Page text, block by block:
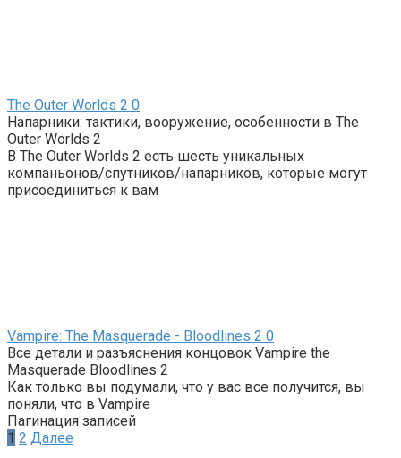
The Outer Worlds 2 0
Напарники: тактики, вооружение, особенности в The
Outer Worlds 2
В The Outer Worlds 2 есть шесть уникальных
компаньонов/спутников/напарников, которые могут
присоединиться к вам
Vampire: The Masquerade - Bloodlines 2 0
Все детали и разъяснения концовок Vampire the
Masquerade Bloodlines 2
Как только вы подумали, что у вас все получится, вы
поняли, что в Vampire
Пагинация записей
1 2 Далее